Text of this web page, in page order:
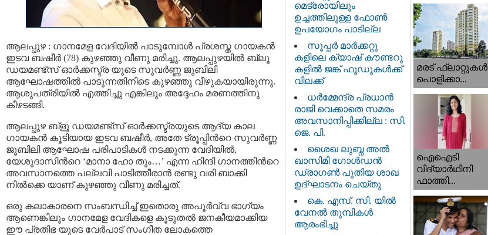
ആലപ്പുഴ : ഗാനമേള വേദിയില്‍ പാടുമ്പോള്‍ പ്രശസ്ത ഗായകന്‍
ഇടവ ബഷീര്‍ (78) കുഴഞ്ഞു വീണു മരിച്ചു. ആലപ്പുഴയില്‍ ബ്ലൂ
ഡയമണ്ട്സ് ഓര്‍ക്കസ്ട്ര യുടെ സുവര്‍ണ്ണ ജുബിലി
ആഘോഷത്തില്‍ പാടുന്നതിനിടെ കുഴഞ്ഞു വീഴുകയായിരുന്നു.
ആശുപത്രിയില്‍ എത്തിച്ചു എങ്കിലും അദ്ദേഹം മരണത്തിനു
കീഴടങ്ങി.
ആലപ്പുഴ ബ്‌ളൂ ഡയമണ്ട്‌സ് ഓര്‍ക്കസ്ട്രയുടെ ആദ്യ കാല
ഗായകന്‍ കൂടിയായ ഇടവ ബഷീര്‍, അതേ ട്രൂപ്പിന്‍റെ സുവര്‍ണ്ണ
ജൂബിലി ആഘോഷ പരിപാടികള്‍ നടക്കുന്ന വേദിയില്‍,
യേശുദാസിന്‍റെ ‘മാനാ ഹോ തും…’ എന്ന ഹിന്ദി ഗാനത്തിന്‍റെ
അവസാനത്തെ പല്ലവി പാടിത്തീരാന്‍ രണ്ടു വരി ബാക്കി
നില്‍ക്കെ യാണ് കുഴഞ്ഞു വീണു മരിച്ചത്.
ഒരു കലാകാരനെ സംബന്ധിച്ച് ഇതൊരു അപൂര്‍വ്വ ഭാഗ്യം
ആണെങ്കിലും ഗാനമേള വേദികളെ കൂടുതല്‍ ജനകീയമാക്കിയ
ഈ പ്രതിഭ യുടെ വേര്‍പാട് സംഗീത ലോകത്തെ
മെട്രോയിലും
ഉച്ചത്തിലുള്ള ഫോൺ
ഉപയോഗം പാടില്ല
സൂപ്പർ മാർക്കറ്റു
കളിലെ ക്യാഷ് കൗണ്ടറു
കളിൽ ജങ്ക് ഫുഡുകൾക്ക്
വിലക്ക്
ധര്‍മ്മേന്ദ്ര പ്രധാൻ
രാജി വെക്കാതെ സമരം
അവസാനിപ്പിക്കില്ല : സി.
ജെ. പി.
ശൈഖ ലുബ്ന അൽ
ഖാസിമി ഗോൾഡൻ
ഡ്രാഗൺ പുതിയ ശാഖ
ഉദ്ഘാടനം ചെയ്തു
കെ. എസ്. സി. യിൽ
വേനൽ തുമ്പികൾ
ആരംഭിച്ചു
മരട് ഫ്ലാറ്റുകൾ
പൊളിക്കാ...
ഐഐടി
വിദ്യാര്‍ഥിനി
ഫാത്തി...